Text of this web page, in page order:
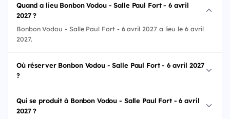
Quand a lieu Bonbon Vodou - Salle Paul Fort - 6 avril
2027 ?
Bonbon Vodou - Salle Paul Fort - 6 avril 2027 a lieu le 6 avril
2027.
Où réserver Bonbon Vodou - Salle Paul Fort - 6 avril 2027
?
Qui se produit à Bonbon Vodou - Salle Paul Fort - 6 avril
2027 ?